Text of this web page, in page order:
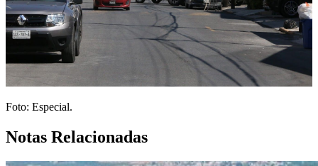
Foto: Especial.
Notas Relacionadas